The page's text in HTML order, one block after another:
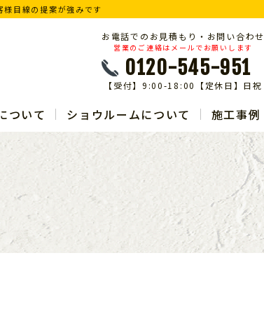
目線の提案が強みです
お電話でのお見積もり・お問い合わせ
営業のご連絡はメールでお願いします
0120-545-951
【受付】9:00-18:00【定休日】日祝
ついて ショウルームについて 施工事例